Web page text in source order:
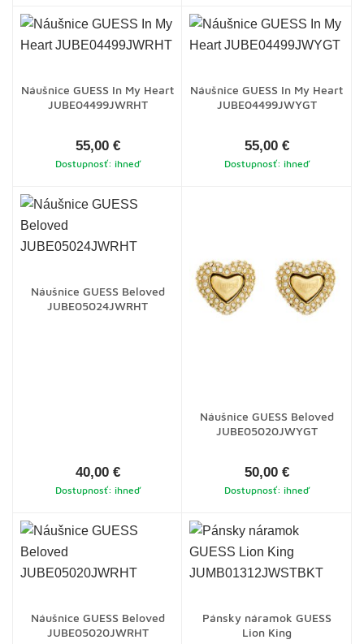
Náušnice GUESS In My Heart
JUBE04499JWRHT
55,00 €
Dostupnosť: ihneď
Náušnice GUESS In My Heart
JUBE04499JWYGT
55,00 €
Dostupnosť: ihneď
Náušnice GUESS Beloved
JUBE05024JWRHT
40,00 €
Dostupnosť: ihneď
Náušnice GUESS Beloved
JUBE05020JWYGT
50,00 €
Dostupnosť: ihneď
Náušnice GUESS Beloved
JUBE05020JWRHT
Pánsky náramok GUESS
Lion King